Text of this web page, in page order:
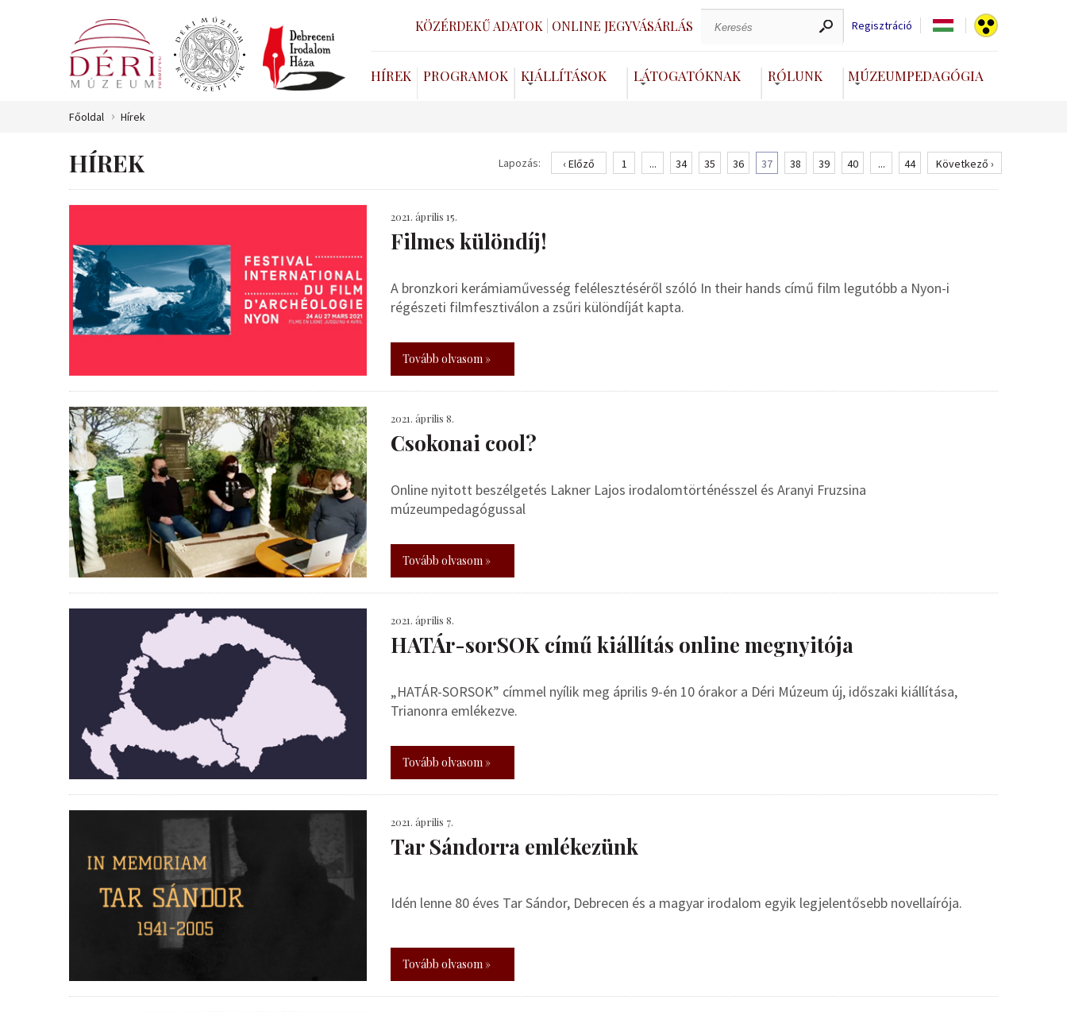
KÖZÉRDEKŰ ADATOK ONLINE JEGYVÁSÁRLÁS Regisztráció
HÍREK PROGRAMOK KIÁLLÍTÁSOK LÁTOGATÓKNAK RÓLUNK MÚZEUMPEDAGÓGIA
Főoldal Hírek
HÍREK Lapozás: ‹ Előző 1 ... 34 35 36 37 38 39 40 ... 44 Következő ›
2021. április 15.
Filmes különdíj!
A bronzkori kerámiaművesség felélesztéséről szóló In their hands című film legutóbb a Nyon-i
régészeti filmfesztiválon a zsűri különdíját kapta.
Tovább olvasom »
2021. április 8.
Csokonai cool?
Online nyitott beszélgetés Lakner Lajos irodalomtörténésszel és Aranyi Fruzsina
múzeumpedagógussal
Tovább olvasom »
2021. április 8.
HATÁr-sorSOK című kiállítás online megnyitója
„HATÁR-SORSOK” címmel nyílik meg április 9-én 10 órakor a Déri Múzeum új, időszaki kiállítása,
Trianonra emlékezve.
Tovább olvasom »
2021. április 7.
Tar Sándorra emlékezünk
Idén lenne 80 éves Tar Sándor, Debrecen és a magyar irodalom egyik legjelentősebb novellaírója.
Tovább olvasom »